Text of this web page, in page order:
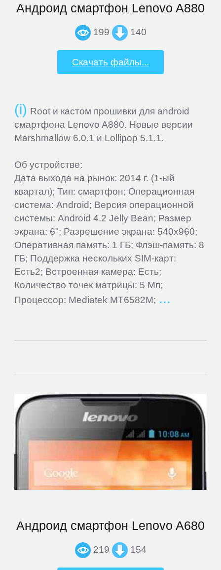
Андроид смартфон Lenovo A880
199 140
Скачать файлы...
Root и кастом прошивки для android
смартфона Lenovo A880. Новые версии
Marshmallow 6.0.1 и Lollipop 5.1.1.
Об устройстве:
Дата выхода на рынок: 2014 г. (1-ый
квартал); Тип: смартфон; Операционная
система: Android; Версия операционной
системы: Android 4.2 Jelly Bean; Размер
экрана: 6"; Разрешение экрана: 540x960;
Оперативная память: 1 ГБ; Флэш-память: 8
ГБ; Поддержка нескольких SIM-карт:
Есть2; Встроенная камера: Есть;
Количество точек матрицы: 5 Мп;
Процессор: Mediatek MT6582M;
Андроид смартфон Lenovo A680
219 154
Doogee
Elephone
Explay
Fly
Flycat
Gigabyte
Ginzzu
Highscreen
Huawei